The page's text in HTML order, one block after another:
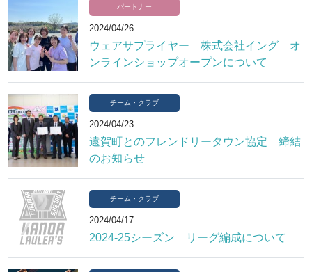
パートナー
2024/04/26
ウェアサプライヤー 株式会社イング オ
ンラインショップオープンについて
チーム・クラブ
2024/04/23
遠賀町とのフレンドリータウン協定 締結
のお知らせ
チーム・クラブ
2024/04/17
2024-25シーズン リーグ編成について